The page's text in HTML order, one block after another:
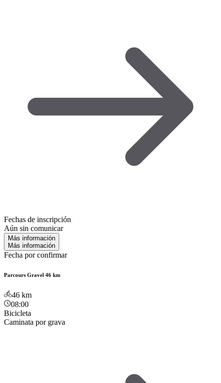
Fechas de inscripción
Aún sin comunicar
Más información
Más información
Fecha por confirmar
Parcours Gravel 46 km
46 km
08:00
Bicicleta
Caminata por grava